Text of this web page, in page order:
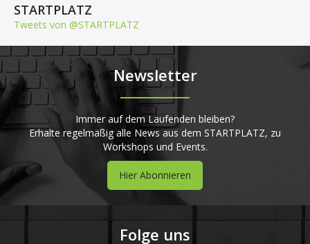
STARTPLATZ
Tweets von @STARTPLATZ
Newsletter
Immer auf dem Laufenden bleiben?
Erhalte regelmäßig alle News aus dem STARTPLATZ, zu
Workshops und Events.
Hier Abonnieren
Folge uns